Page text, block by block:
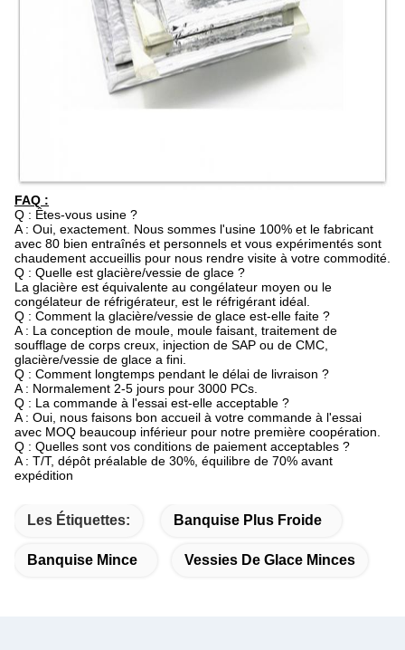
FAQ :
Q : Êtes-vous usine ?
A : Oui, exactement. Nous sommes l'usine 100% et le fabricant
avec 80 bien entraînés et personnels et vous expérimentés sont
chaudement accueillis pour nous rendre visite à votre commodité.
Q : Quelle est glacière/vessie de glace ?
La glacière est équivalente au congélateur moyen ou le
congélateur de réfrigérateur, est le réfrigérant idéal.
Q : Comment la glacière/vessie de glace est-elle faite ?
A : La conception de moule, moule faisant, traitement de
soufflage de corps creux, injection de SAP ou de CMC,
glacière/vessie de glace a fini.
Q : Comment longtemps pendant le délai de livraison ?
A : Normalement 2-5 jours pour 3000 PCs.
Q : La commande à l'essai est-elle acceptable ?
A : Oui, nous faisons bon accueil à votre commande à l'essai
avec MOQ beaucoup inférieur pour notre première coopération.
Q : Quelles sont vos conditions de paiement acceptables ?
A : T/T, dépôt préalable de 30%, équilibre de 70% avant
expédition
Les Étiquettes: Banquise Plus Froide
Banquise Mince Vessies De Glace Minces